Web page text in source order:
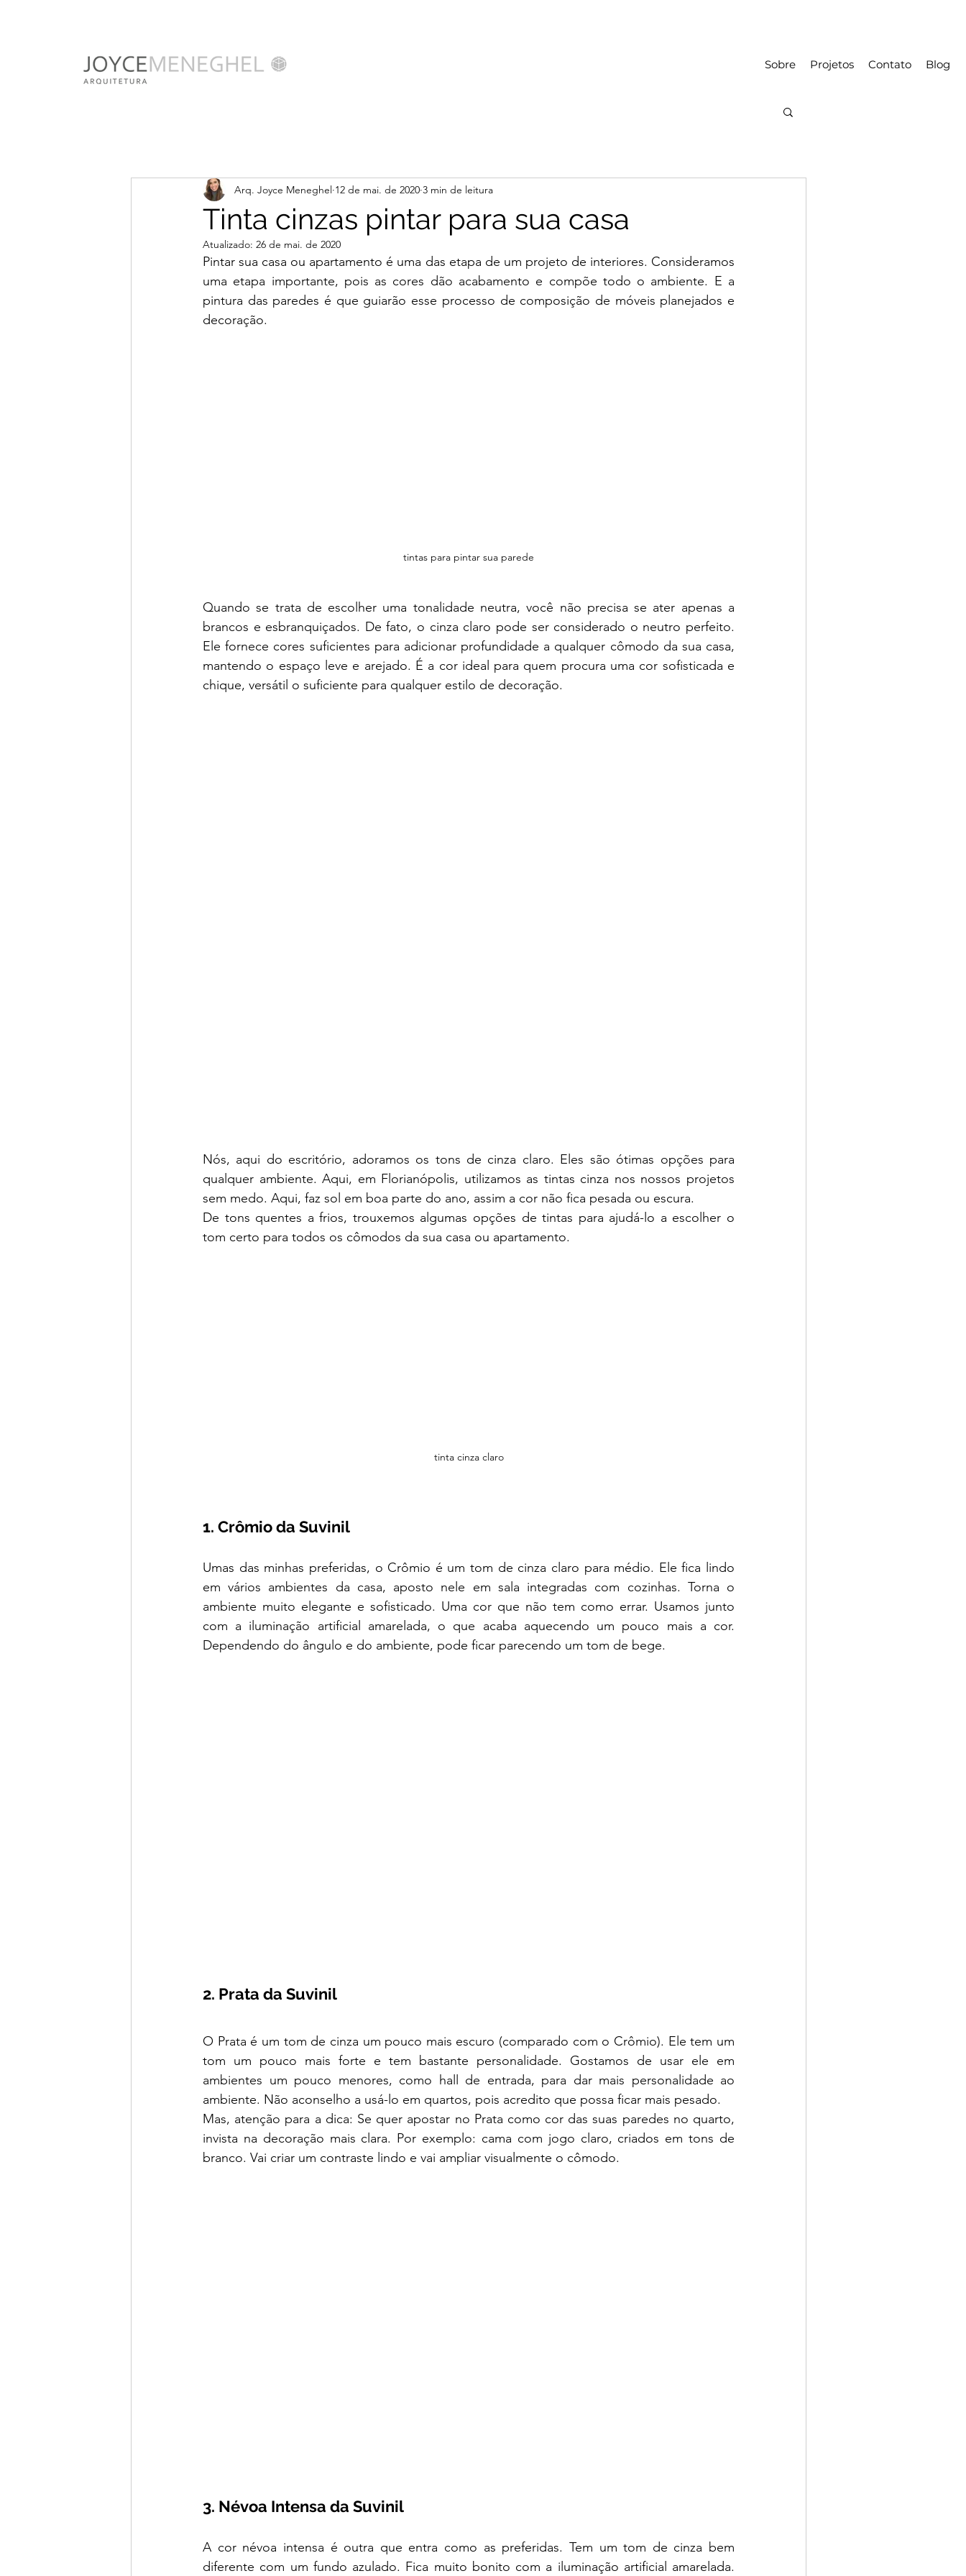
Sobre Projetos Contato Blog
Tinta cinzas pintar para sua casa
Arq. Joyce Meneghel 12 de mai. de 2020 3 min de leitura
Atualizado: 26 de mai. de 2020
Pintar sua casa ou apartamento é uma das etapa de um projeto de interiores. Consideramos
uma etapa importante, pois as cores dão acabamento e compõe todo o ambiente. E a
pintura das paredes é que guiarão esse processo de composição de móveis planejados e
decoração.
tintas para pintar sua parede
Quando se trata de escolher uma tonalidade neutra, você não precisa se ater apenas a
brancos e esbranquiçados. De fato, o cinza claro pode ser considerado o neutro perfeito.
Ele fornece cores suficientes para adicionar profundidade a qualquer cômodo da sua casa,
mantendo o espaço leve e arejado. É a cor ideal para quem procura uma cor sofisticada e
chique, versátil o suficiente para qualquer estilo de decoração.
Nós, aqui do escritório, adoramos os tons de cinza claro. Eles são ótimas opções para
qualquer ambiente. Aqui, em Florianópolis, utilizamos as tintas cinza nos nossos projetos
sem medo. Aqui, faz sol em boa parte do ano, assim a cor não fica pesada ou escura.
De tons quentes a frios, trouxemos algumas opções de tintas para ajudá-lo a escolher o
tom certo para todos os cômodos da sua casa ou apartamento.
tinta cinza claro
1. Crômio da Suvinil
Umas das minhas preferidas, o Crômio é um tom de cinza claro para médio. Ele fica lindo
em vários ambientes da casa, aposto nele em sala integradas com cozinhas. Torna o
ambiente muito elegante e sofisticado. Uma cor que não tem como errar. Usamos junto
com a iluminação artificial amarelada, o que acaba aquecendo um pouco mais a cor.
Dependendo do ângulo e do ambiente, pode ficar parecendo um tom de bege.
2. Prata da Suvinil
O Prata é um tom de cinza um pouco mais escuro (comparado com o Crômio). Ele tem um
tom um pouco mais forte e tem bastante personalidade. Gostamos de usar ele em
ambientes um pouco menores, como hall de entrada, para dar mais personalidade ao
ambiente. Não aconselho a usá-lo em quartos, pois acredito que possa ficar mais pesado.
Mas, atenção para a dica: Se quer apostar no Prata como cor das suas paredes no quarto,
invista na decoração mais clara. Por exemplo: cama com jogo claro, criados em tons de
branco. Vai criar um contraste lindo e vai ampliar visualmente o cômodo.
3. Névoa Intensa da Suvinil
A cor névoa intensa é outra que entra como as preferidas. Tem um tom de cinza bem
diferente com um fundo azulado. Fica muito bonito com a iluminação artificial amarelada.